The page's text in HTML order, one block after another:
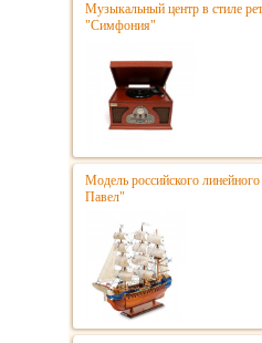
Музыкальный центр в стиле
"Симфония"
Модель российского
Павел"